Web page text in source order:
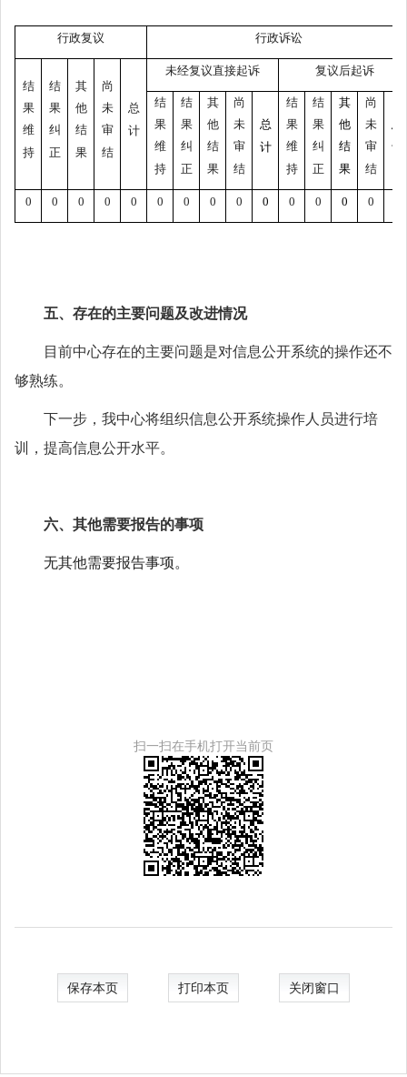
行政复议 行政诉讼
结
果
维
持
结
果
纠
正
其
他
结
果
尚
未
审
结
总
计
未经复议直接起诉 复议后起诉
结
果
维
持
结
果
纠
正
其
他
结
果
尚
未
审
结
总
计
结
果
维
持
结
果
纠
正
其
他
结
果
尚
未
审
结
总
计
0 0 0 0 0 0 0 0 0 0 0 0 0 0
五、存在的主要问题及改进情况
目前中心存在的主要问题是对信息公开系统的操作还不
够熟练。
下一步，我中心将组织信息公开系统操作人员进行培
训，提高信息公开水平。
六、 其他需要报告的事项
无其他需要报告事项。
扫一扫在手机打开当前页
保存本页 打印本页 关闭窗口